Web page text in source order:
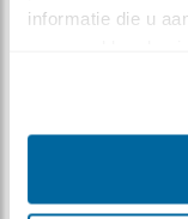
informatie die u
DEEL DIT BERICHT